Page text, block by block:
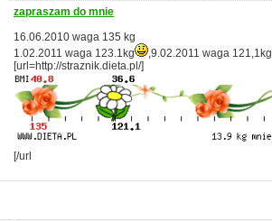
zapraszam do mnie
16.06.2010 waga 135 kg
1.02.2011 waga 123.1kg
,9.02.2011 waga 121,1kg
[url=http://straznik.dieta.pl/]
[/url